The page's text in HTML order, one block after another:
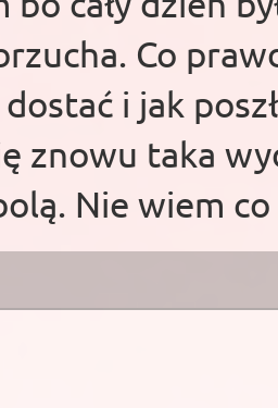
Co
dostać i jak
znowu taka
Nie wiem